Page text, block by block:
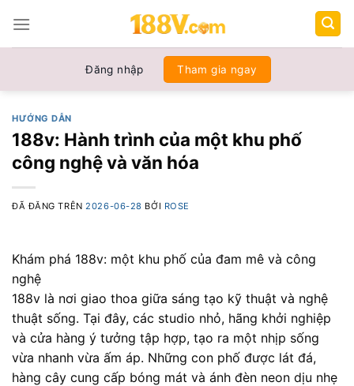
đến
nội
Đăng nhập Tham gia ngay
HƯỚNG DẪN
188v: Hành trình của một khu phố
công nghệ và văn hóa
ĐÃ ĐĂNG TRÊN 2026-06-28 BỞI ROSE
Khám phá 188v: một khu phố của đam mê và công
nghệ
188v là nơi giao thoa giữa sáng tạo kỹ thuật và nghệ
thuật sống. Tại đây, các studio nhỏ, hãng khởi nghiệp
và cửa hàng ý tưởng tập hợp, tạo ra một nhịp sống
vừa nhanh vừa ấm áp. Những con phố được lát đá,
hàng cây cung cấp bóng mát và ánh đèn neon dịu nhẹ